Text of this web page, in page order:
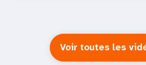
Voir toutes les